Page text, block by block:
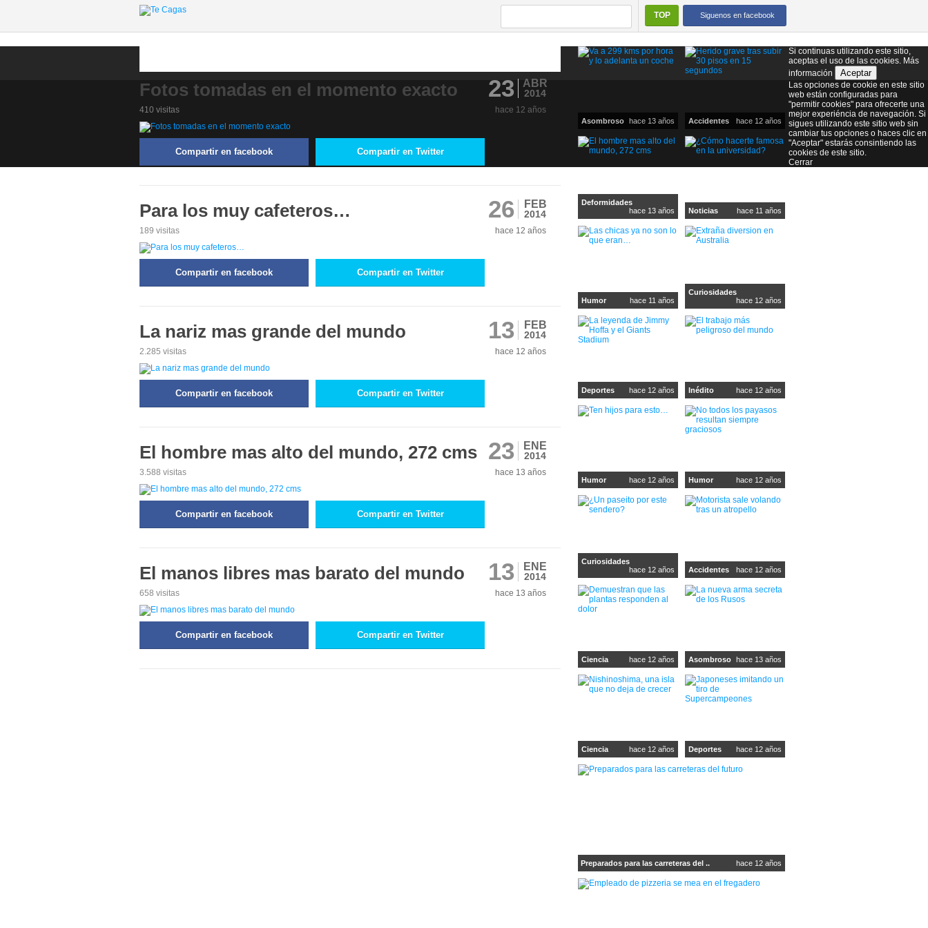
Siguenos en facebook
TOP
Fotos tomadas en el momento exacto
410 visitas
23 ABR
2014
hace 12 años
Compartir en facebook Compartir en Twitter
Para los muy cafeteros…
189 visitas
26 FEB
2014
hace 12 años
Compartir en facebook Compartir en Twitter
La nariz mas grande del mundo
2.285 visitas
13 FEB
2014
hace 12 años
Compartir en facebook Compartir en Twitter
El hombre mas alto del mundo, 272 cms
3.588 visitas
23 ENE
2014
hace 13 años
Compartir en facebook Compartir en Twitter
El manos libres mas barato del mundo
658 visitas
13 ENE
2014
hace 13 años
Compartir en facebook Compartir en Twitter
Asombroso hace 13 años Accidentes hace 12 años
Deformidades
hace 13 años
Noticias hace 11 años
Humor hace 11 años
Curiosidades
hace 12 años
Deportes hace 12 años Inédito hace 12 años
Humor hace 12 años Humor hace 12 años
Curiosidades
hace 12 años
Accidentes hace 12 años
Ciencia hace 12 años Asombroso hace 13 años
Ciencia hace 12 años Deportes hace 12 años
Preparados para las carreteras del .. hace 12 años
Si continuas utilizando este sitio,
aceptas el uso de las cookies. Más
información
Aceptar
Las opciones de cookie en este sitio
web están configuradas para
"permitir cookies" para ofrecerte una
mejor experiéncia de navegación. Si
sigues utilizando este sitio web sin
cambiar tus opciones o haces clic en
"Aceptar" estarás consintiendo las
cookies de este sitio.
Cerrar